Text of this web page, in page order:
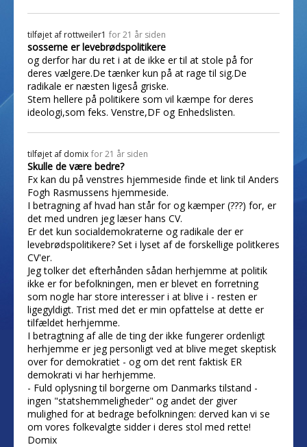
tilføjet af rottweiler1 for 21 år siden
sosserne er levebrødspolitikere
og derfor har du ret i at de ikke er til at stole på for
deres vælgere.De tænker kun på at rage til sig.De
radikale er næsten ligeså griske.
Stem hellere på politikere som vil kæmpe for deres
ideologi,som feks. Venstre,DF og Enhedslisten.
tilføjet af domix for 21 år siden
Skulle de være bedre?
Fx kan du på venstres hjemmeside finde et link til Anders
Fogh Rasmussens hjemmeside.
I betragning af hvad han står for og kæmper (???) for, er
det med undren jeg læser hans CV.
Er det kun socialdemokraterne og radikale der er
levebrødspolitikere? Set i lyset af de forskellige politkeres
CV'er.
Jeg tolker det efterhånden sådan herhjemme at politik
ikke er for befolkningen, men er blevet en forretning
som nogle har store interesser i at blive i - resten er
ligegyldigt. Trist med det er min opfattelse at dette er
tilfældet herhjemme.
I betragtning af alle de ting der ikke fungerer ordenligt
herhjemme er jeg personligt ved at blive meget skeptisk
over for demokratiet - og om det rent faktisk ER
demokrati vi har herhjemme.
- Fuld oplysning til borgerne om Danmarks tilstand -
ingen "statshemmeligheder" og andet der giver
mulighed for at bedrage befolkningen: derved kan vi se
om vores folkevalgte sidder i deres stol med rette!
Domix